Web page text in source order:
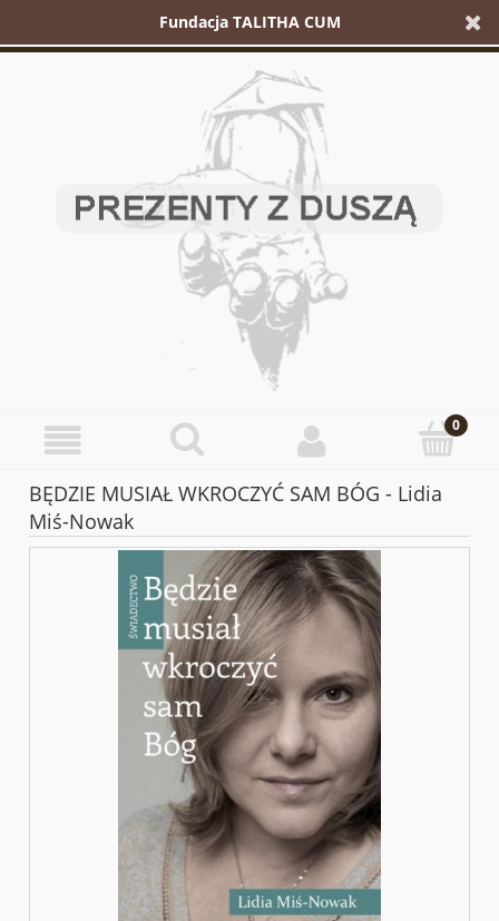
Fundacja TALITHA CUM
BĘDZIE MUSIAŁ WKROCZYĆ SAM BÓG - Lidia
Miś-Nowak